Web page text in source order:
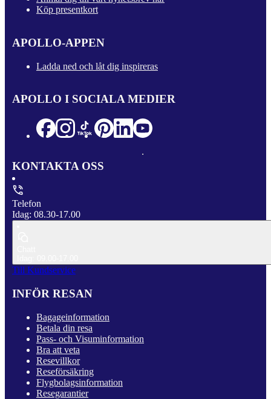
Köp presentkort
APOLLO-APPEN
Ladda ned och låt dig inspireras
APOLLO I SOCIALA MEDIER
KONTAKTA OSS
Telefon
Idag: 08.30-17.00
Till Kundservice
INFÖR RESAN
Bagageinformation
Betala din resa
Pass- och Visuminformation
Bra att veta
Resevillkor
Reseförsäkring
Flygbolagsinformation
Resegarantier